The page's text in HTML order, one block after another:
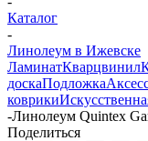
Каталог
-
Линолеум в Ижевске
ЛаминатКварцвинил
доскаПодложка
коврики
-Линолеум Quintex
Поделиться